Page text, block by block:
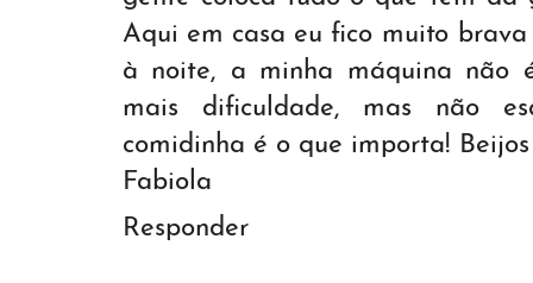
Aqui em casa eu fico muito
à noite, a minha máquina não
mais dificuldade, mas não
comidinha é o que importa! Beijos
Fabiola
Responder